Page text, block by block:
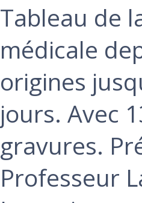
‎Tableau de
médicale
origines
jours. Avec
gravures.
Professeur